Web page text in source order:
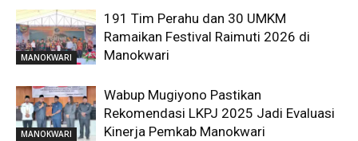
MANOKWARI
191 Tim Perahu dan 30 UMKM
Ramaikan Festival Raimuti 2026 di
Manokwari
MANOKWARI
Wabup Mugiyono Pastikan
Rekomendasi LKPJ 2025 Jadi Evaluasi
Kinerja Pemkab Manokwari